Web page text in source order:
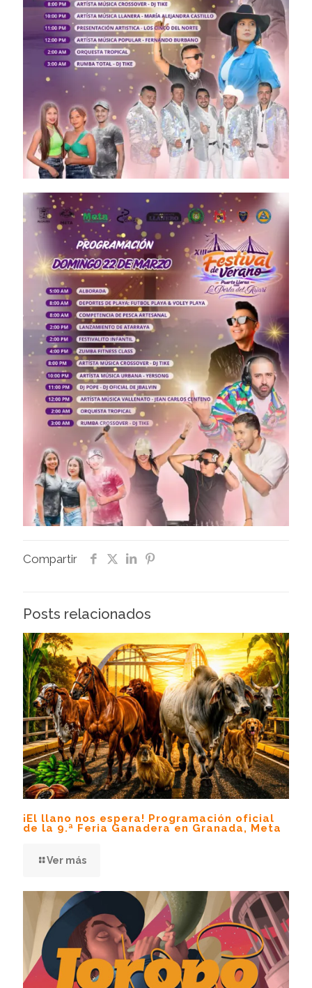
Compartir
Posts relacionados
¡El llano nos espera! Programación oficial
de la 9.ª Feria Ganadera en Granada, Meta
Ver más